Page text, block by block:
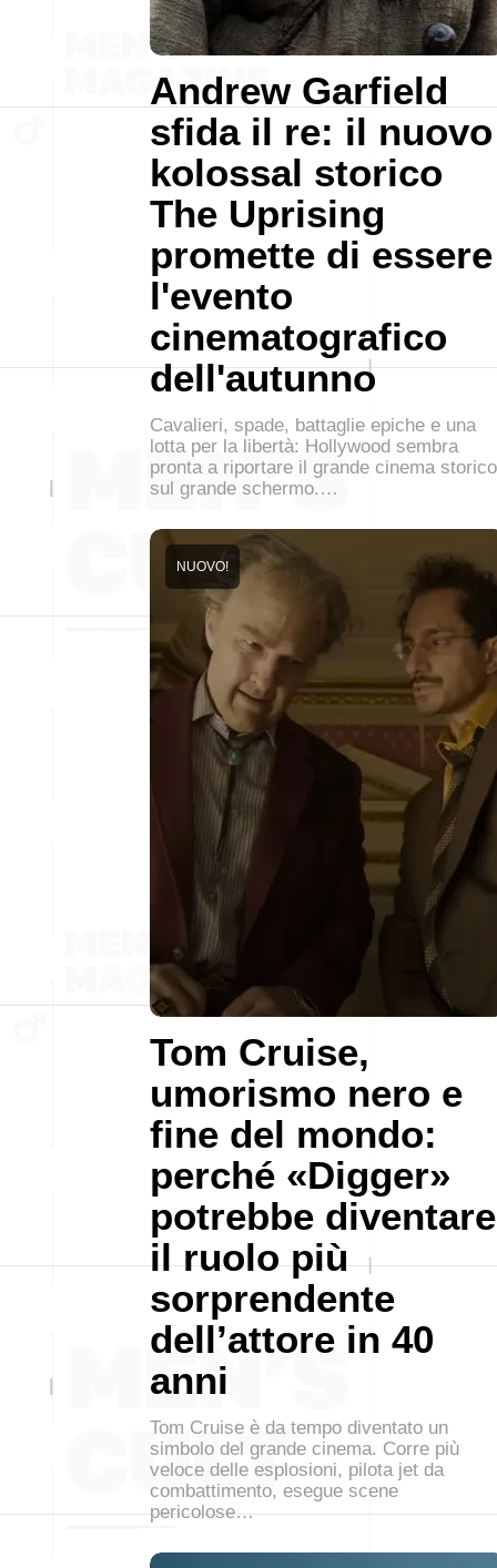
Andrew Garfield
sfida il re: il nuovo
kolossal storico
The Uprising
promette di essere
l'evento
cinematografico
dell'autunno
Cavalieri, spade, battaglie epiche e una
lotta per la libertà: Hollywood sembra
pronta a riportare il grande cinema storico
sul grande schermo.…
Tom Cruise,
umorismo nero e
fine del mondo:
perché «Digger»
potrebbe diventare
il ruolo più
sorprendente
dell’attore in 40
anni
NUOVO!
Tom Cruise è da tempo diventato un
simbolo del grande cinema. Corre più
veloce delle esplosioni, pilota jet da
combattimento, esegue scene
pericolose…